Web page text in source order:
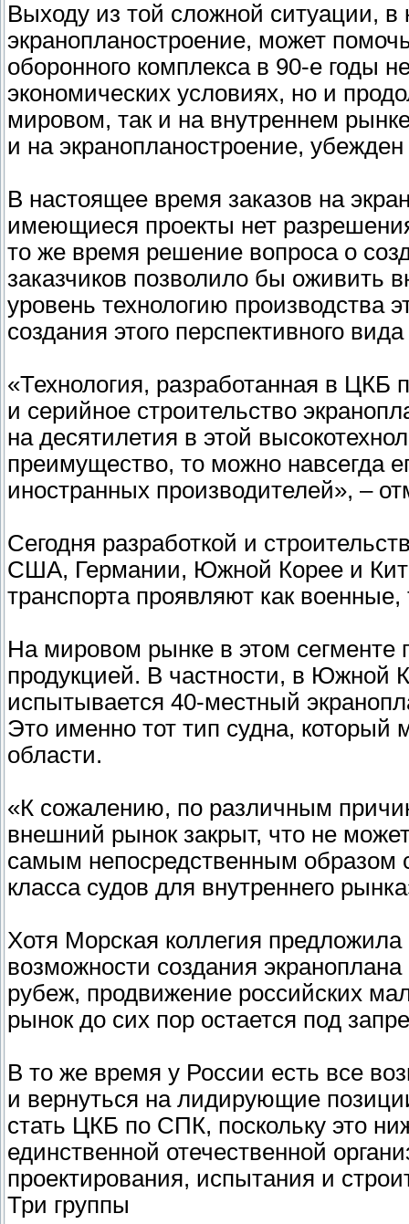
Выходу из той сложной ситуации, в
экранопланостроение, может
оборонного комплекса в 90-е годы
экономических условиях, но и
мировом, так и на внутреннем
и на экранопланостроение, убежден
В настоящее время заказов на
имеющиеся проекты нет
то же время решение вопроса о
заказчиков позволило бы оживить
уровень технологию производства
создания этого перспективного
«Технология, разработанная в
и серийное строительство
на десятилетия в этой
преимущество, то можно навсегда
иностранных производителей», –
Сегодня разработкой и
США, Германии, Южной Корее и
транспорта проявляют как военные,
На мировом рынке в этом сегменте
продукцией. В частности, в Южной
испытывается 40-местный
Это именно тот тип судна, который
области.
«К сожалению, по различным
внешний рынок закрыт, что не
самым непосредственным образом
класса судов для внутреннего
Хотя Морская коллегия
возможности создания
рубеж, продвижение российских
рынок до сих пор остается под
В то же время у России есть все
и вернуться на лидирующие
стать ЦКБ по СПК, поскольку это
единственной отечественной
проектирования, испытания и
Три группы